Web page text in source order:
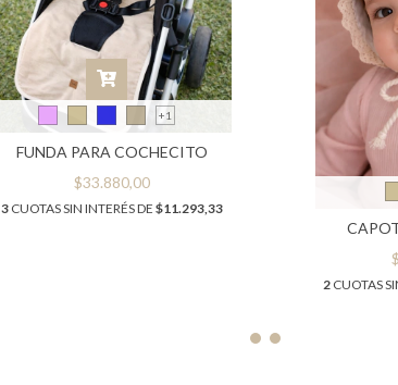
+1
FUNDA PARA COCHECITO
$33.880,00
3CUOTAS SIN INTERÉS DE $11.293,33
2CUOTAS